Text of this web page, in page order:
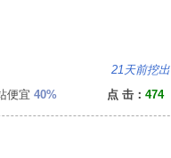
21天前挖出
宜 40% 点 击： 474